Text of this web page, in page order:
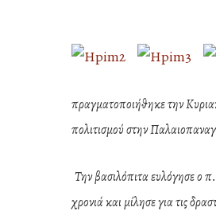
πραγματοποιήθηκε την
πολιτισμού στην
Την βασιλόπιτα ευλόγησε ο
χρονιά και μίλησε για τις